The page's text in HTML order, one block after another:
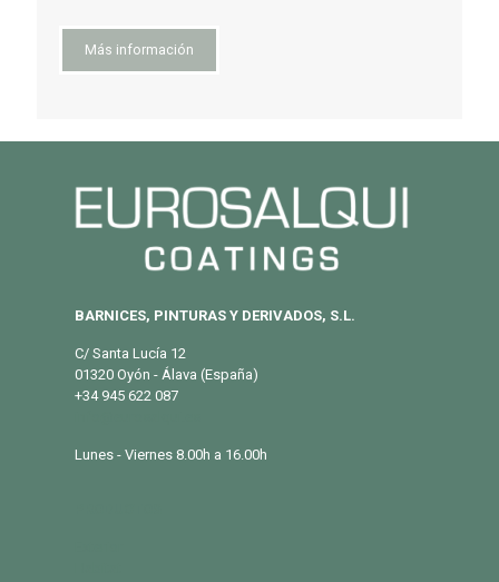
Más información
BARNICES, PINTURAS Y DERIVADOS, S.L.
C/ Santa Lucía 12
01320 Oyón - Álava (España)
+34 945 622 087
Lunes - Viernes 8.00h a 16.00h